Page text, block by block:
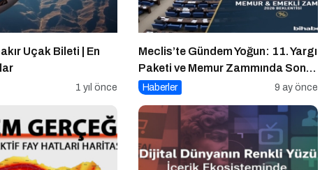
Uçak Bileti | En
1 yıl önce
Meclis’te Gündem Yoğun: 11. Yargı
Paketi ve Memur Zammında Son
Durum!
Haberler 9 ay önce